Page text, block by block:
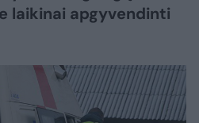
laikinai apgyvendinti